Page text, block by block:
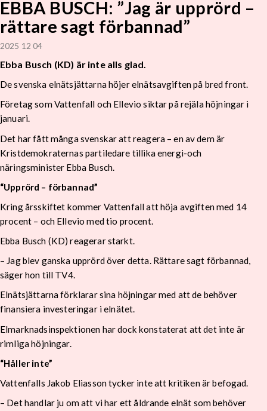
EBBA BUSCH: ”Jag är upprörd –
rättare sagt förbannad”
2025 12 04
Ebba Busch (KD) är inte alls glad.
De svenska elnätsjättarna höjer elnätsavgiften på bred front.
Företag som Vattenfall och Ellevio siktar på rejäla höjningar i
januari.
Det har fått många svenskar att reagera – en av dem är
Kristdemokraternas partiledare tillika energi-och
näringsminister Ebba Busch.
“Upprörd – förbannad”
Kring årsskiftet kommer Vattenfall att höja avgiften med 14
procent – och Ellevio med tio procent.
Ebba Busch (KD) reagerar starkt.
– Jag blev ganska upprörd över detta. Rättare sagt förbannad,
säger hon till TV4.
Elnätsjättarna förklarar sina höjningar med att de behöver
finansiera investeringar i elnätet.
Elmarknadsinspektionen har dock konstaterat att det inte är
rimliga höjningar.
“Håller inte”
Vattenfalls Jakob Eliasson tycker inte att kritiken är befogad.
– Det handlar ju om att vi har ett åldrande elnät som behöver